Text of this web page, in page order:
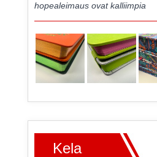
hopealeimaus ovat kalliimpia
Kela